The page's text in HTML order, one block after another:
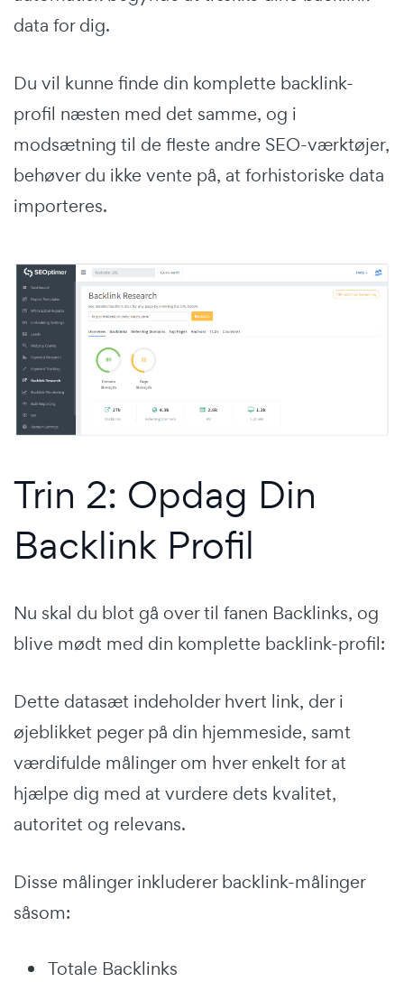
data for dig.
Du vil kunne finde din komplette backlink-
profil næsten med det samme, og i
modsætning til de fleste andre SEO-værktøjer,
behøver du ikke vente på, at forhistoriske data
importeres.
Trin 2: Opdag Din
Backlink Profil
Nu skal du blot gå over til fanen Backlinks, og
blive mødt med din komplette backlink-profil:
Dette datasæt indeholder hvert link, der i
øjeblikket peger på din hjemmeside, samt
værdifulde målinger om hver enkelt for at
hjælpe dig med at vurdere dets kvalitet,
autoritet og relevans.
Disse målinger inkluderer backlink-målinger
såsom:
Totale Backlinks